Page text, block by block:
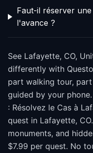
Faut-il réserver
l'avance ?
See Lafayette, CO,
differently with
part walking tour,
guided by your
: Résolvez le Cas à
quest in Lafayette,
monuments, and
$7.99 per quest. No